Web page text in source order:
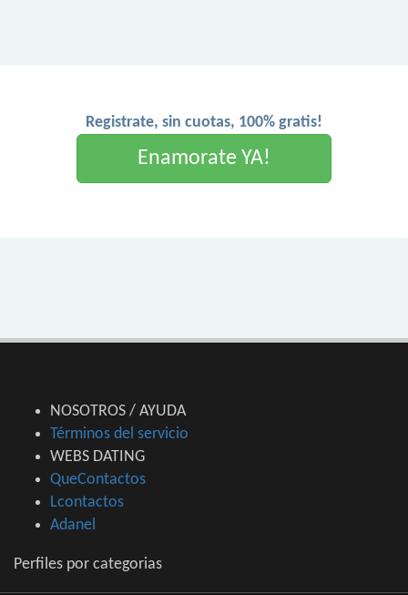
Registrate, sin cuotas, 100% gratis!
Enamorate YA!
NOSOTROS / AYUDA
Términos del servicio
WEBS DATING
QueContactos
Lcontactos
Adanel
Perfiles por categorias